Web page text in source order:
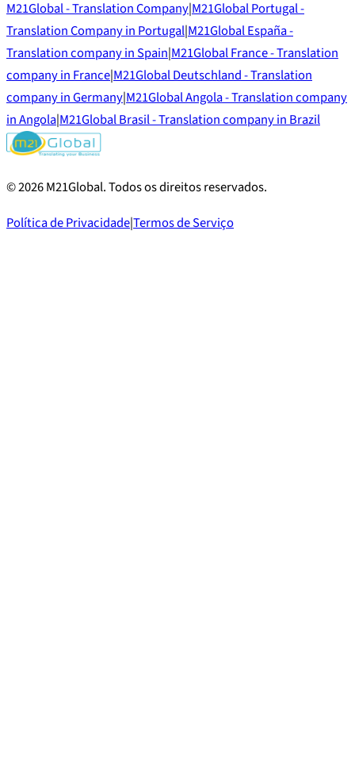
M21Global - Translation Company|M21Global Portugal -
Translation Company in Portugal|M21Global España -
Translation company in Spain|M21Global France - Translation
company in France|M21Global Deutschland - Translation
company in Germany|M21Global Angola - Translation company
in Angola|M21Global Brasil - Translation company in Brazil
©2026M21Global.Todos os direitos reservados.
Política de Privacidade|Termos de Serviço